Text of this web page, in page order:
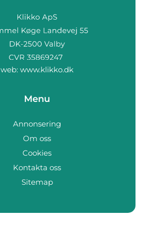
web: www.klikko.dk
Menu
Annonsering
Om oss
Cookies
Kontakta oss
Sitemap